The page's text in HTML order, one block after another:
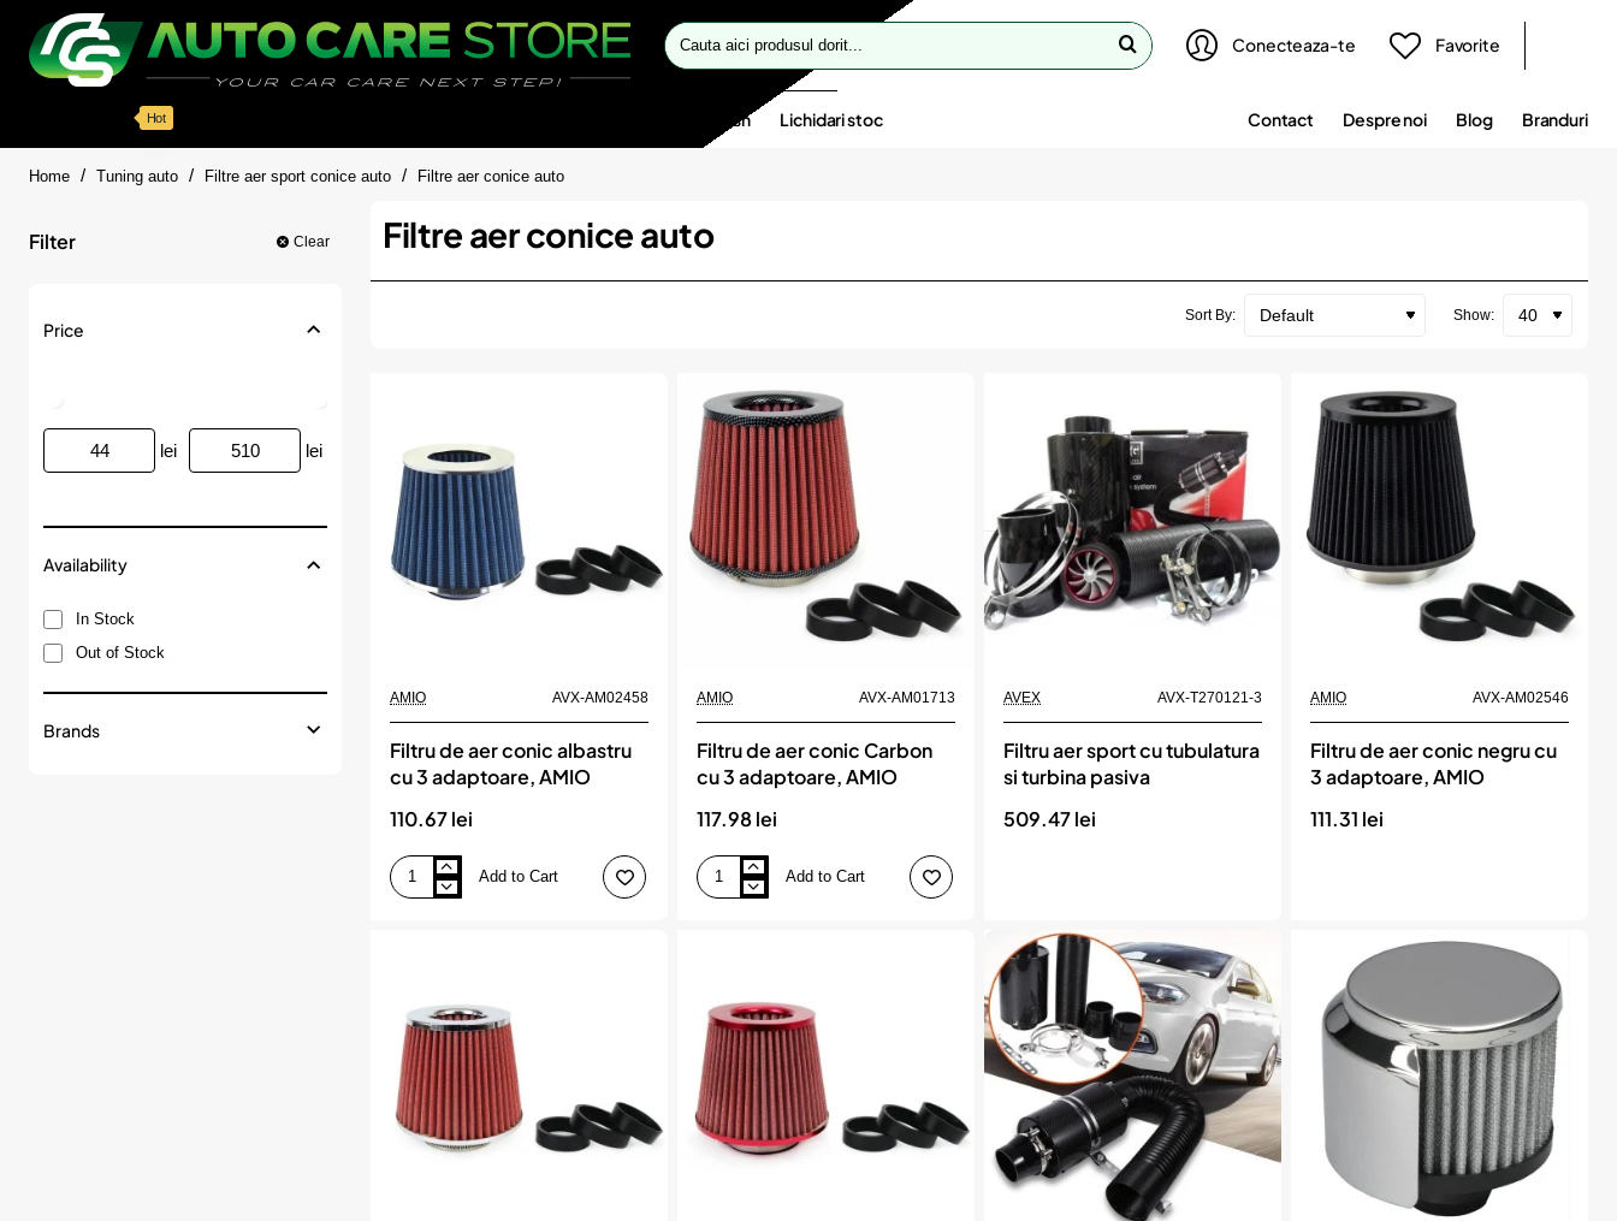
Cauta
aici
Conecteaza-te Favorite
Hot Oferte flash Lichidari stoc Contact Despre noi Blog Branduri
Home homeTuning auto Filtre aer sport conice auto Filtre aer conice auto
Filter Clear
Price
lei lei
Availability
In Stock
Out of Stock
Brands
Filtre aer conice auto
Sort By: Show:
AMIO AVX-AM02458
Filtru de aer conic albastru
cu 3 adaptoare, AMIO
110.67 lei
Filtru
de
adaptoare,
AMIO
Add to Cart
AMIO AVX-AM01713
Filtru de aer conic Carbon
cu 3 adaptoare, AMIO
117.98 lei
Filtru
de
adaptoare,
AMIO
Add to Cart
Momentan indisponibil
AVEX AVX-T270121-3
Filtru aer sport cu tubulatura
si turbina pasiva
509.47 lei
Momentan indisponibil
AMIO AVX-AM02546
Filtru de aer conic negru cu
3 adaptoare, AMIO
111.31 lei